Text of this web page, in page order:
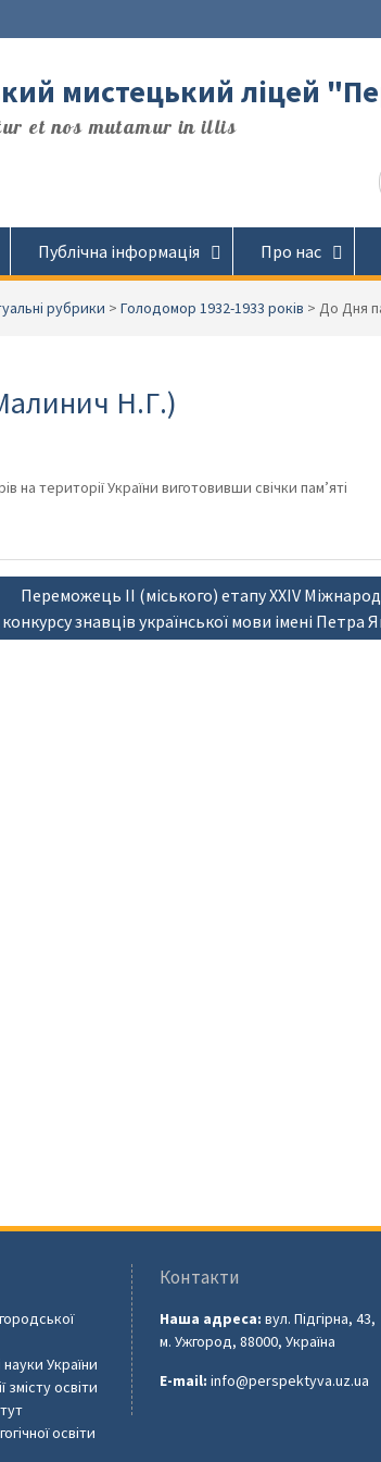
мистецький ліцей
et nos mutamur in illis
Публічна інформація Про нас
рубрики > Голодомор 1932-1933 років > До Дня
Н.Г.)
території України виготовивши свічки пам’яті
Переможець ІІ (міського) етапу XXIV
конкурсу знавців української мови імені Петра
науки України
змісту освіти
освіти
Контакти
Наша адреса: вул. Підгірна, 43,
м. Ужгород, 88000, Україна
E-mail: info@perspektyva.uz.ua